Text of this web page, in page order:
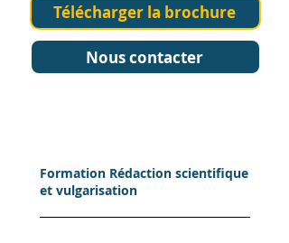
Télécharger la brochure
Nous contacter
Formation Rédaction scientifique
et vulgarisation